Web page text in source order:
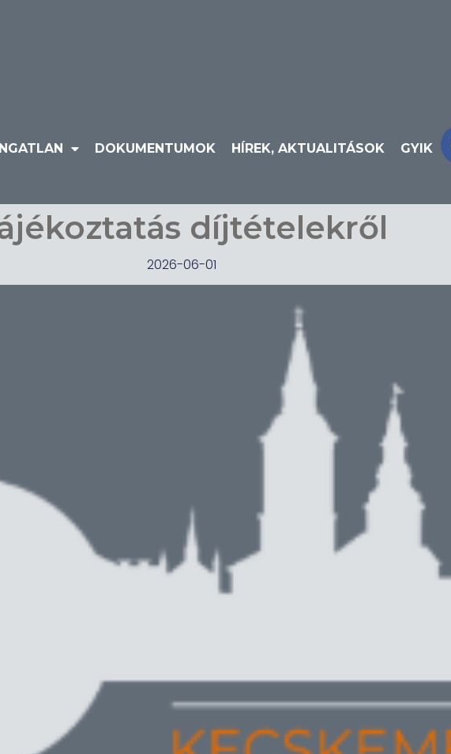
DOKUMENTUMOK HÍREK, AKTUALITÁSOK GYIK
díjtételekről
2026-06-01